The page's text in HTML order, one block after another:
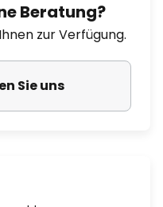
Beratung?
zur Verfügung.
Sie uns